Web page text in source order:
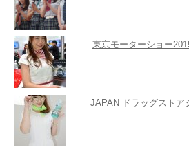
東京モーターショー
JAPAN ドラッグストア